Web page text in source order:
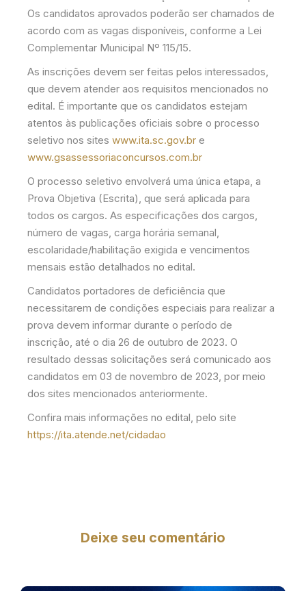
Os candidatos aprovados poderão ser chamados de
acordo com as vagas disponíveis, conforme a Lei
Complementar Municipal Nº 115/15.
As inscrições devem ser feitas pelos interessados,
que devem atender aos requisitos mencionados no
edital. É importante que os candidatos estejam
atentos às publicações oficiais sobre o processo
seletivo nos sites www.ita.sc.gov.br e
www.gsassessoriaconcursos.com.br
O processo seletivo envolverá uma única etapa, a
Prova Objetiva (Escrita), que será aplicada para
todos os cargos. As especificações dos cargos,
número de vagas, carga horária semanal,
escolaridade/habilitação exigida e vencimentos
mensais estão detalhados no edital.
Candidatos portadores de deficiência que
necessitarem de condições especiais para realizar a
prova devem informar durante o período de
inscrição, até o dia 26 de outubro de 2023. O
resultado dessas solicitações será comunicado aos
candidatos em 03 de novembro de 2023, por meio
dos sites mencionados anteriormente.
Confira mais informações no edital, pelo site
https://ita.atende.net/cidadao
Deixe seu comentário